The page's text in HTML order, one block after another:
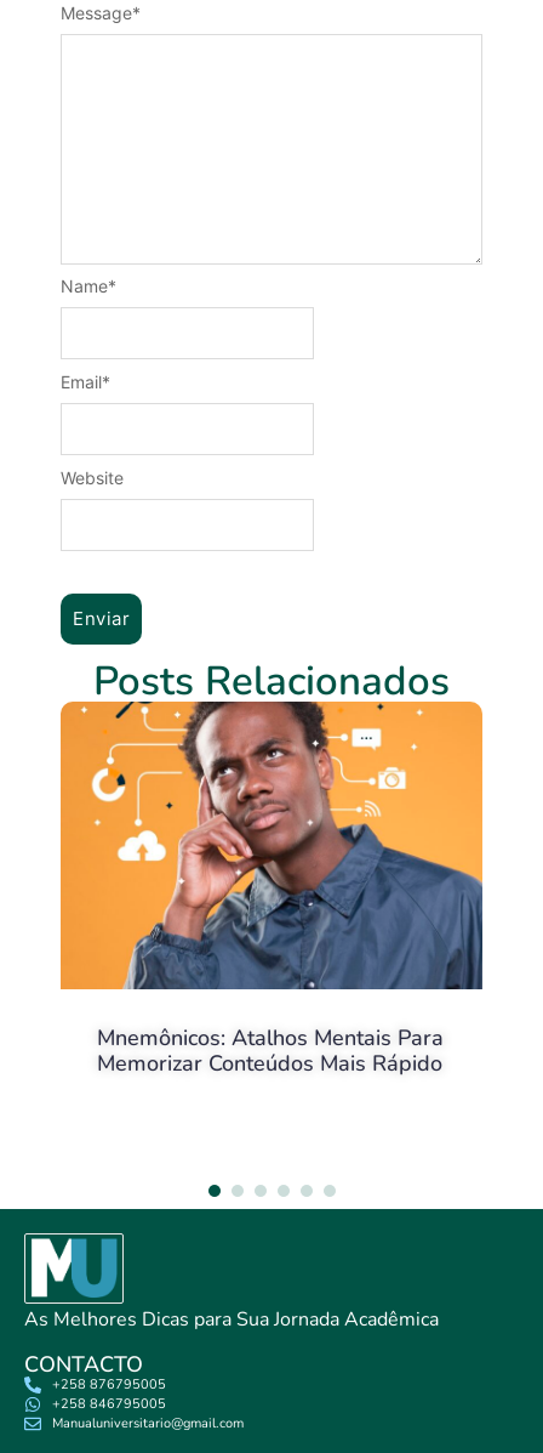
Message*
Name*
Email*
Website
Posts Relacionados
Durma BEM
As Melhores Dicas para Sua Jornada Acadêmica
CONTACTO
+258 876795005
+258 846795005
Manualuniversitario@gmail.com